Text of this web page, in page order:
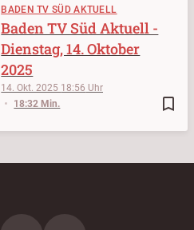
BADEN TV SÜD AKTUELL
bookmark_border
14. Okt. 2025 18:56
18:32 Min.
Baden TV Süd Aktuell -
Dienstag, 14. Oktober
2025